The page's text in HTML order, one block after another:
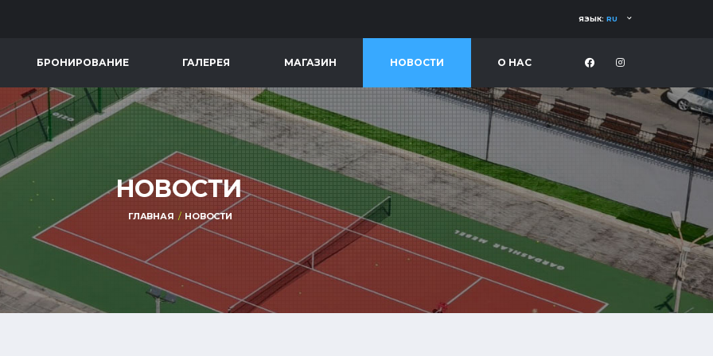
ЯЗЫК: RU
БРОНИРОВАНИЕ ГАЛЕРЕЯ МАГАЗИН НОВОСТИ О НАС
НОВОСТИ
ГЛАВНАЯ НОВОСТИ